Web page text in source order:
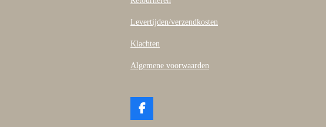
Levertijden/verzendkosten
Klachten
Algemene voorwaarden
F